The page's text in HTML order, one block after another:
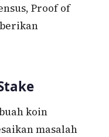
Proof of
koin
masalah